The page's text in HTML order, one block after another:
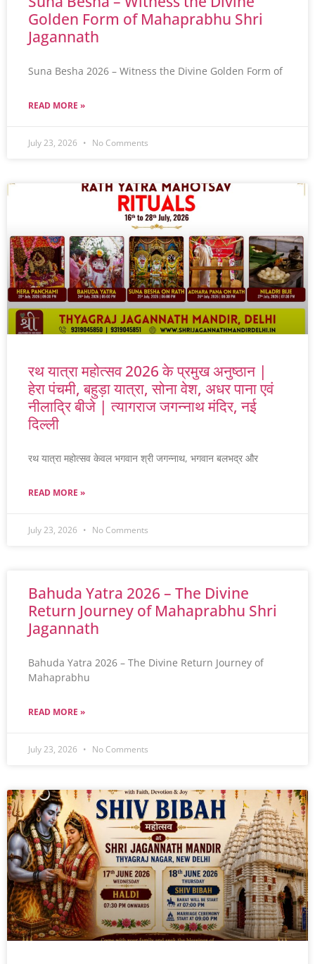
Golden Form of Mahaprabhu Shri
Jagannath
Suna Besha 2026 – Witness the Divine Golden Form of
READ MORE »
July 23, 2026 No Comments
रथ यात्रा महोत्सव 2026 के प्रमुख अनुष्ठान |
हेरा पंचमी, बहुड़ा यात्रा, सोना वेश, अधर पाना एवं
नीलाद्रि बीजे | त्यागराज जगन्नाथ मंदिर, नई
दिल्ली
रथ यात्रा महोत्सव केवल भगवान श्री जगन्नाथ, भगवान बलभद्र और
READ MORE »
July 23, 2026 No Comments
Bahuda Yatra 2026 – The Divine
Return Journey of Mahaprabhu Shri
Jagannath
Bahuda Yatra 2026 – The Divine Return Journey of
Mahaprabhu
READ MORE »
July 23, 2026 No Comments